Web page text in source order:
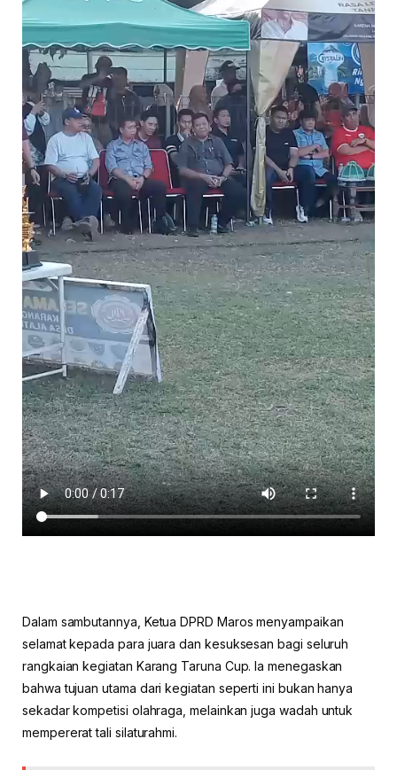
Dalam sambutannya, Ketua DPRD Maros menyampaikan
selamat kepada para juara dan kesuksesan bagi seluruh
rangkaian kegiatan Karang Taruna Cup. Ia menegaskan
bahwa tujuan utama dari kegiatan seperti ini bukan hanya
sekadar kompetisi olahraga, melainkan juga wadah untuk
mempererat tali silaturahmi.